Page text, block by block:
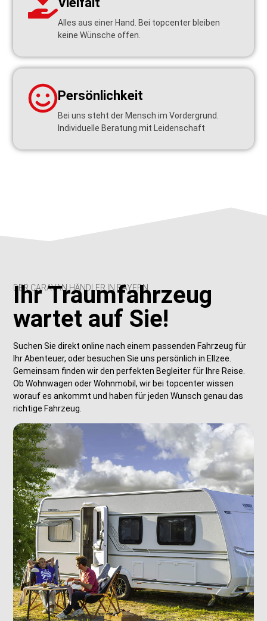
Alles aus einer Hand. Bei topcenter bleiben
keine Wünsche offen.
Persönlichkeit
Bei uns steht der Mensch im Vordergrund.
Individuelle Beratung mit Leidenschaft
DER CARAVAN HÄNDLER IN BAYERN
Ihr Traumfahrzeug
wartet auf Sie!
Suchen Sie direkt online nach einem passenden Fahrzeug für
Ihr Abenteuer, oder besuchen Sie uns persönlich in Ellzee.
Gemeinsam finden wir den perfekten Begleiter für Ihre Reise.
Ob Wohnwagen oder Wohnmobil, wir bei topcenter wissen
worauf es ankommt und haben für jeden Wunsch genau das
richtige Fahrzeug.